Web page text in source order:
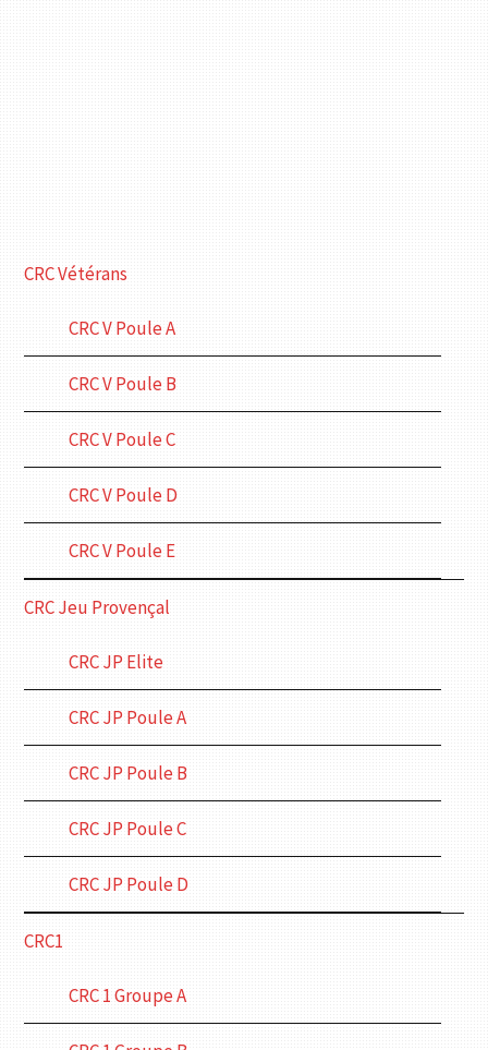
CRC Vétérans
CRC V Poule A
CRC V Poule B
CRC V Poule C
CRC V Poule D
CRC V Poule E
CRC Jeu Provençal
CRC JP Elite
CRC JP Poule A
CRC JP Poule B
CRC JP Poule C
CRC JP Poule D
CRC1
CRC 1 Groupe A